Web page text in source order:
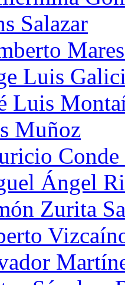
Salazar
Luis
Luis
Muñoz
Conde
Ángel
Zurita